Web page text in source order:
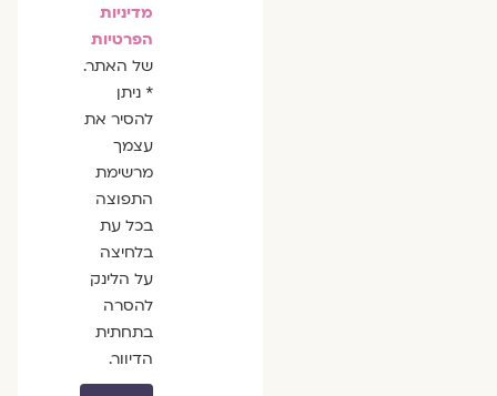
מדיניות
הפרטיות
של האתר.
* ניתן
להסיר את
עצמך
מרשימת
התפוצה
בכל עת
בלחיצה
על הלינק
להסרה
בתחתית
הדיוור.